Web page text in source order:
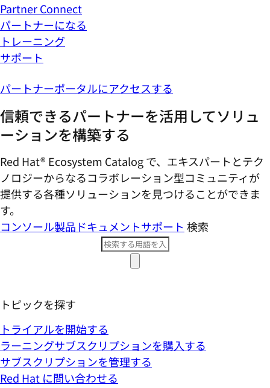
Partner Connect
パートナーになる
トレーニング
サポート
パートナーポータルにアクセスする
信頼できるパートナーを活用してソリュ
ーションを構築する
Red Hat® Ecosystem Catalog で、エキスパートとテク
ノロジーからなるコラボレーション型コミ​ュニティが
提供する各種ソリューションを見つけることができま
す。
コンソール製品ドキュメントサポート 検索
トピックを探す
トライアルを開始する
ラーニングサブスクリプションを購入する
サブスクリプションを管理する
Red Hat に問い合わせる